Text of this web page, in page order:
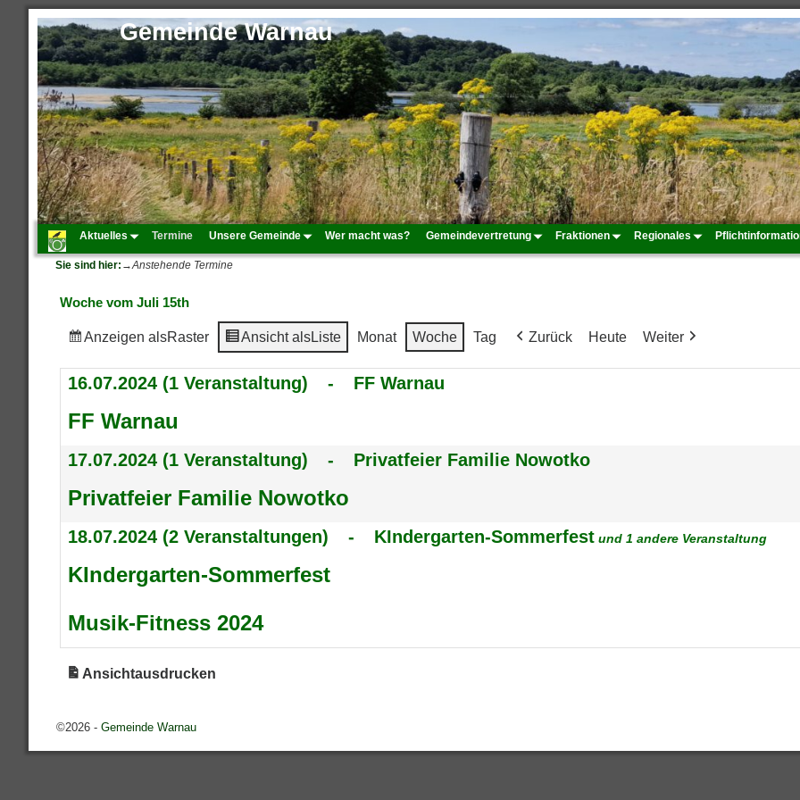
Gemeinde Warnau
Aktuelles Termine Unsere Gemeinde Wer macht was? Gemeindevertretung Fraktionen Regionales
Sie sind hier: →Anstehende Termine
Woche vom Juli 15th
Anzeigen alsRaster Ansicht alsListe Monat Woche Tag Zurück Heute Weiter
16.07.2024 (1 Veranstaltung) - FF Warnau
FF Warnau
17.07.2024 (1 Veranstaltung) - Privatfeier Familie Nowotko
Privatfeier Familie Nowotko
18.07.2024 (2 Veranstaltungen) - KIndergarten-Sommerfest und 1 andere Veranstaltung
KIndergarten-Sommerfest
Musik-Fitness 2024
Ansichtausdrucken
©2026 - Gemeinde Warnau